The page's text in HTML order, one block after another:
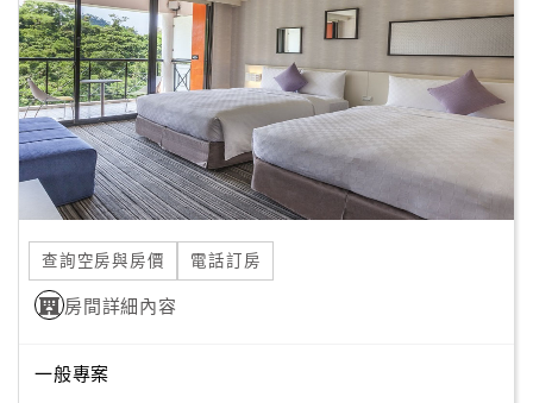
客
服
聯
絡
單
Line
線
上
客
查詢空房與房價 電話訂房
房間詳細內容
一般專案